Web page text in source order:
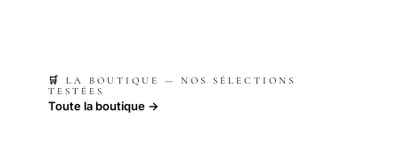
🛒 LA BOUTIQUE — NOS SÉLECTIONS
TESTÉES
Toute la boutique →